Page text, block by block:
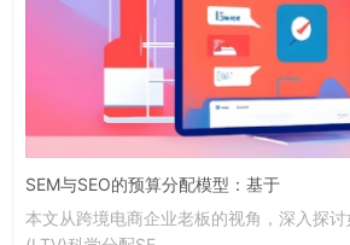
SEM与SEO的预算分配模型：基于
本文从跨境电商企业老板的视角，深入探